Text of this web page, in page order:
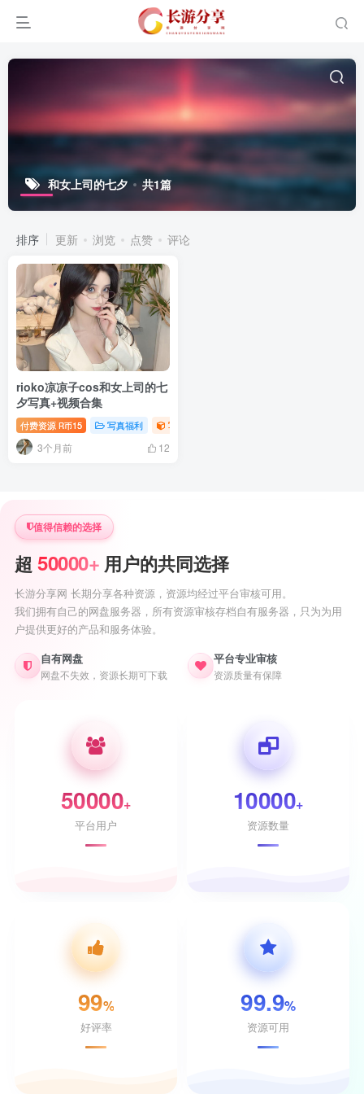
和女上司的七夕 共1篇
排序 更新 浏览 点赞 评论
rioko凉凉子cos和女上司的七
夕写真+视频合集
付费资源 R币15 写真福利 写真视频专题
3个月前 12
值得信赖的选择
超50000+ 用户的共同选择
长游分享网 长期分享各种资源，资源均经过平台审核可用。
我们拥有自己的网盘服务器，所有资源审核存档自有服务器，只为为用
户提供更好的产品和服务体验。
自有网盘
网盘不失效，资源长期可下载
平台专业审核
资源质量有保障
50000+
平台用户
10000+
资源数量
99%
好评率
99.9%
资源可用